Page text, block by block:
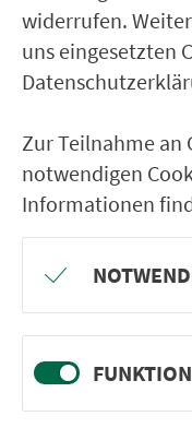
Maulach
Roßfeld (b.
Roßfeld (b.
Maulach Ort
Roßfeld (b.
Crailsheim
Crailsheim
Crailsheim
widerrufen.
uns eingesetzten
Zur Teilnahme an
notwendigen
Informationen